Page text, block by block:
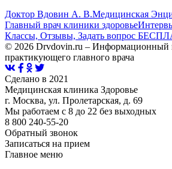
Доктор Вдовин А. В.Медицинская
Главный врач клиники здоровье
Классы, Отзывы, Задать вопрос
© 2026 Drvdovin.ru – Информационный
практикующего главного врача
Сделано в 2021
Медицинская клиника Здоровье
г. Москва, ул. Пролетарская, д. 69
Мы работаем с 8 до 22 без выходных
8 800 240-55-20
Обратный звонок
Записаться на прием
Главное меню